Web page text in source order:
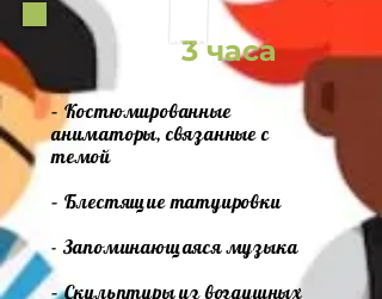
3 часа
– Костюмированные
аниматоры, связанные с
темой
– Блестящие татуировки
- Запоминающаяся музыка
– Скульптуры из воздушных